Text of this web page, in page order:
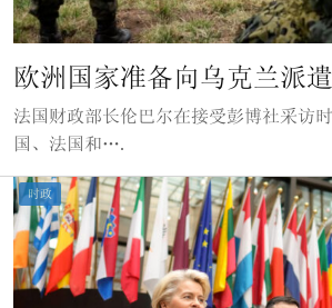
欧洲国家准备向乌克兰派
法国财政部长伦巴尔在接受彭博社采访
国、法国和….
时政